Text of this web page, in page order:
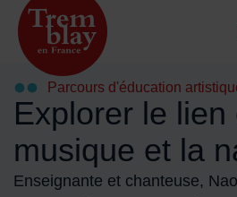
Menu de raccourcis
Accueil ville de Tremblay-en-
Explorer le lien
musique et la
Enseignante et chanteuse,
Parcours d'éducation